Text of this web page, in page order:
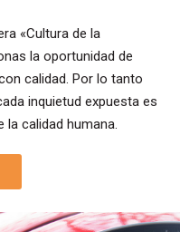
«Cultura de la
la oportunidad de
calidad. Por lo tanto
inquietud expuesta es
la calidad humana.